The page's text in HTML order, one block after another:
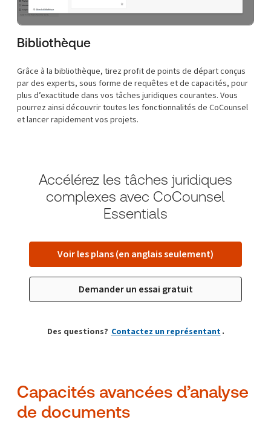
Bibliothèque
Grâce à la bibliothèque, tirez profit de points de départ conçus
par des experts, sous forme de requêtes et de capacités, pour
plus d’exactitude dans vos tâches juridiques courantes. Vous
pourrez ainsi découvrir toutes les fonctionnalités de CoCounsel
et lancer rapidement vos projets.
Accélérez les tâches juridiques
complexes avec CoCounsel
Essentials
Voir les plans (en anglais seulement)
Demander un essai gratuit
Des questions? Contactez un représentant.
Capacités avancées d’analyse
de documents